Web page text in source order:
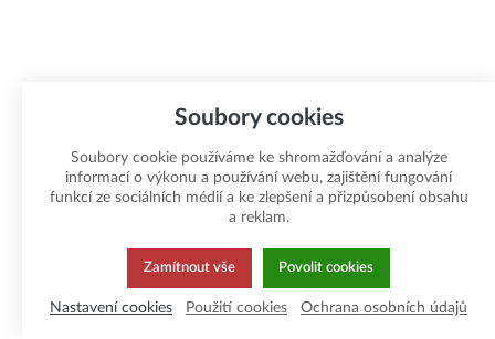
Soubory cookies
Soubory cookie používáme ke shromažďování a analýze
informací o výkonu a používání webu, zajištění fungování
funkcí ze sociálních médií a ke zlepšení a přizpůsobení obsahu
a reklam.
Zamítnout vše Povolit cookies
Nastavení cookies Použití cookies Ochrana osobních údajů